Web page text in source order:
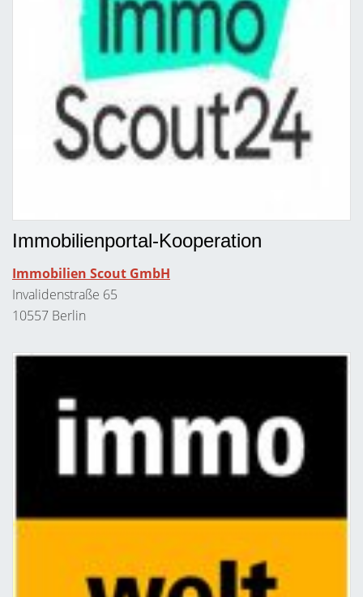
Immobilienportal-Kooperation
Immobilien Scout GmbH
Invalidenstraße 65
10557 Berlin